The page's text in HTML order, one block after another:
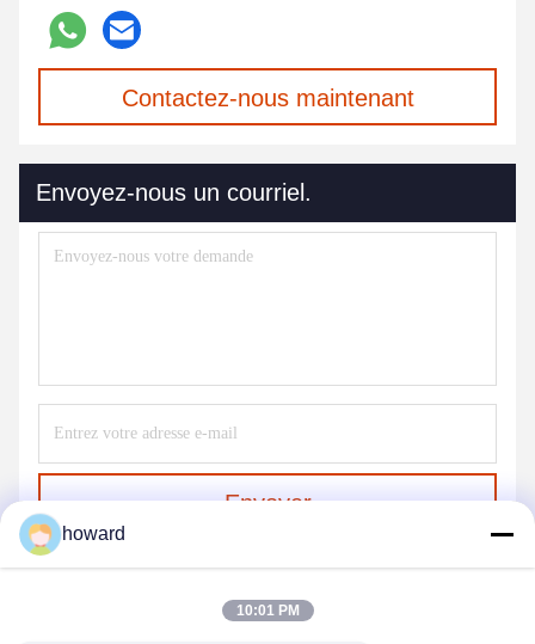
Contactez-nous maintenant
Envoyez-nous un courriel.
Envoyer
howard
10:01 PM